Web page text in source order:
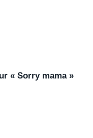
« Sorry mama »